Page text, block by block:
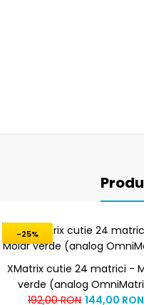
-25%
XMatrix cutie 24 matrici -
verde (analog
192,00 RON 144,00 RON